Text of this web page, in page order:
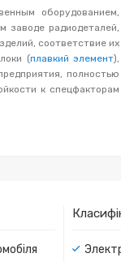
оборудованием,
заводе радиодеталей,
соответствие их
(плавкий элемент),
полностью
к спецфакторам